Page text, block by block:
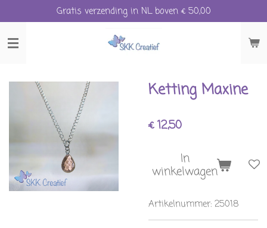
direct
naar
de
Gratis verzending in NL boven € 50,00
Ketting Maxine
€ 12,50
In
winkelwagen
Artikelnummer: 25018